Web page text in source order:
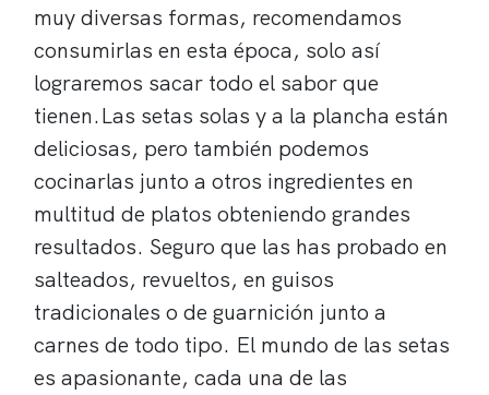
muy diversas formas, recomendamos
consumirlas en esta época, solo así
lograremos sacar todo el sabor que
tienen.Las setas solas y a la plancha están
deliciosas, pero también podemos
cocinarlas junto a otros ingredientes en
multitud de platos obteniendo grandes
resultados. Seguro que las has probado en
salteados, revueltos, en guisos
tradicionales o de guarnición junto a
carnes de todo tipo. El mundo de las setas
es apasionante, cada una de las